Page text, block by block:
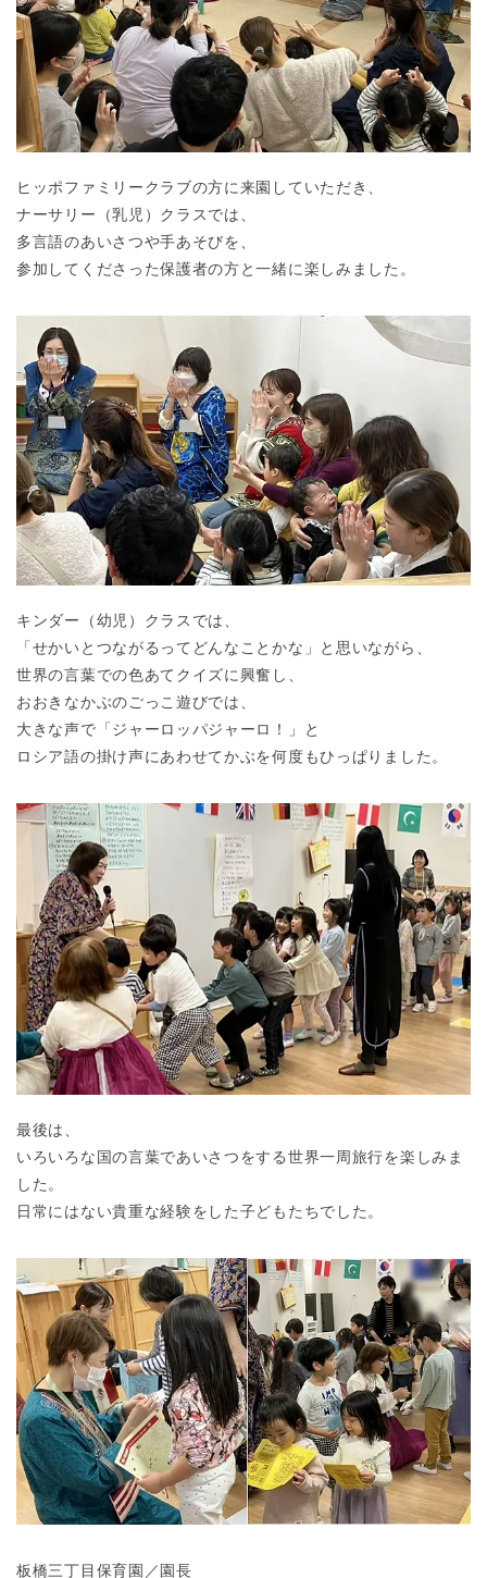
神奈川県 神奈川県 全域
千葉県 千葉県 全域
埼玉県 埼玉県 全域
兵庫県 兵庫県 全域
ヒッポファミリークラブの方に来園していただき、
ナーサリー（乳児）クラスでは、
多言語のあいさつや手あそびを、
参加してくださった保護者の方と一緒に楽しみました。
キンダー（幼児）クラスでは、
「せかいとつながるってどんなことかな」と思いながら、
世界の言葉での色あてクイズに興奮し、
おおきなかぶのごっこ遊びでは、
大きな声で「ジャーロッパジャーロ！」と
ロシア語の掛け声にあわせてかぶを何度もひっぱりました。
最後は、
いろいろな国の言葉であいさつをする世界一周旅行を楽しみま
した。
日常にはない貴重な経験をした子どもたちでした。
板橋三丁目保育園／園長